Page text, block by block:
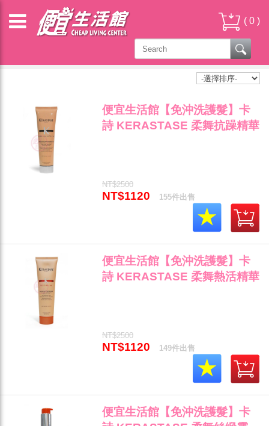
( 0 )
便宜生活館【免沖洗護髮】卡
詩 KERASTASE 柔舞抗躁精華
NT$2500
NT$1120 155件出售
便宜生活館【免沖洗護髮】卡
詩 KERASTASE 柔舞熱活精華
NT$2500
NT$1120 149件出售
便宜生活館【免沖洗護髮】卡